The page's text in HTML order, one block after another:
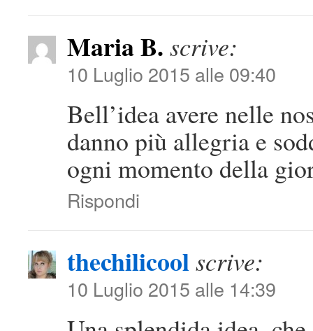
Maria B. scrive:
10 Luglio 2015 alle 09:40
Bell’idea avere nelle
danno più allegria e
ogni momento della
Rispondi
thechilicoolscrive:
10 Luglio 2015 alle 14:39